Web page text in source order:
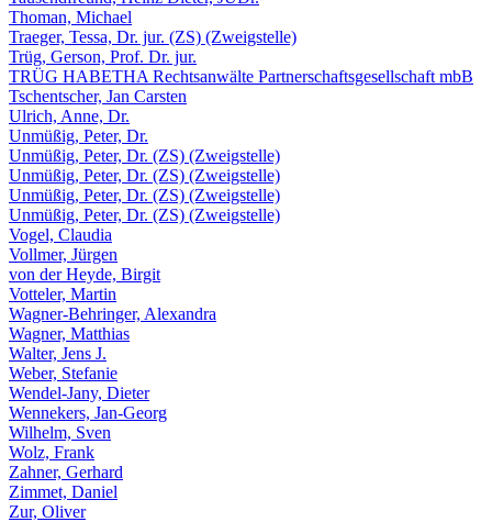
Thoman, Michael
Traeger, Tessa, Dr. jur. (ZS) (Zweigstelle)
Trüg, Gerson, Prof. Dr. jur.
TRÜG HABETHA Rechtsanwälte Partnerschaftsgesellschaft mbB
Tschentscher, Jan Carsten
Ulrich, Anne, Dr.
Unmüßig, Peter, Dr.
Unmüßig, Peter, Dr. (ZS) (Zweigstelle)
Unmüßig, Peter, Dr. (ZS) (Zweigstelle)
Unmüßig, Peter, Dr. (ZS) (Zweigstelle)
Unmüßig, Peter, Dr. (ZS) (Zweigstelle)
Vogel, Claudia
Vollmer, Jürgen
von der Heyde, Birgit
Votteler, Martin
Wagner-Behringer, Alexandra
Wagner, Matthias
Walter, Jens J.
Weber, Stefanie
Wendel-Jany, Dieter
Wennekers, Jan-Georg
Wilhelm, Sven
Wolz, Frank
Zahner, Gerhard
Zimmet, Daniel
Zur, Oliver